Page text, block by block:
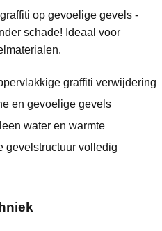
op gevoelige gevels -
schade! Ideaal voor
graffiti verwijdering
en gevoelige gevels
water en warmte
gevelstructuur volledig